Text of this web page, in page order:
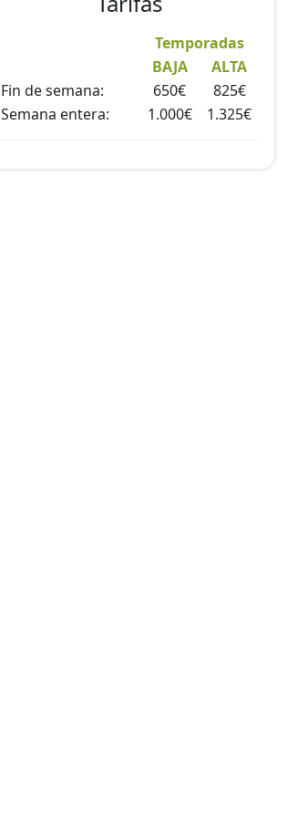
Temporadas
BAJA
ALTA
Fin de semana:
650€
825€
Semana entera:
1.000€ 1.325€